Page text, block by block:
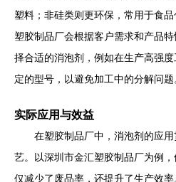
塑料；非硅类则更环保，常用于食
塑胶制品厂会根据客户需求和产品
择合适的消泡剂，例如在生产高强
定的型号，以避免加工中的分解问题
实际应用与效益
在塑胶制品厂中，消泡剂的应
艺。以深圳市金汇塑胶制品厂为例
仅减少了废品率，还提升了生产效